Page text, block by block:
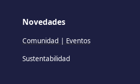
Novedades
Comunidad | Eventos
Sustentabilidad